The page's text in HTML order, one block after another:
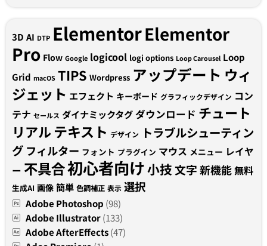
3D AI DTP ElementorElementor
Pro Flow Google logicool logi options Loop Carousel Loop
Grid macOS TIPS Wordpress アップデート ウィ
ジェット エフェクト キーボード グラフィックデザイン コン
テナ セールス ダイナミックタグダウンロード チュート
リアルテキスト デザイン トラブルシューティン
グ フィルター フォント プラグイン マウス メニュー レイヤ
ー 不具合初心者向け小技文字新機能無料
生成AI 画像 簡単 色調補正 表示 選択
Adobe Photoshop (98)
Adobe Illustrator(133)
Adobe AfterEffects(47)